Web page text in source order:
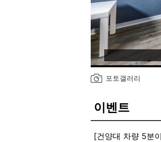
포토갤러리
이벤트
[건양대 차량 5분